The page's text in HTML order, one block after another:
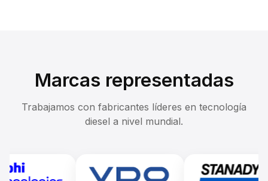
Marcas representadas
Trabajamos con fabricantes líderes en tecnología
diesel a nivel mundial.